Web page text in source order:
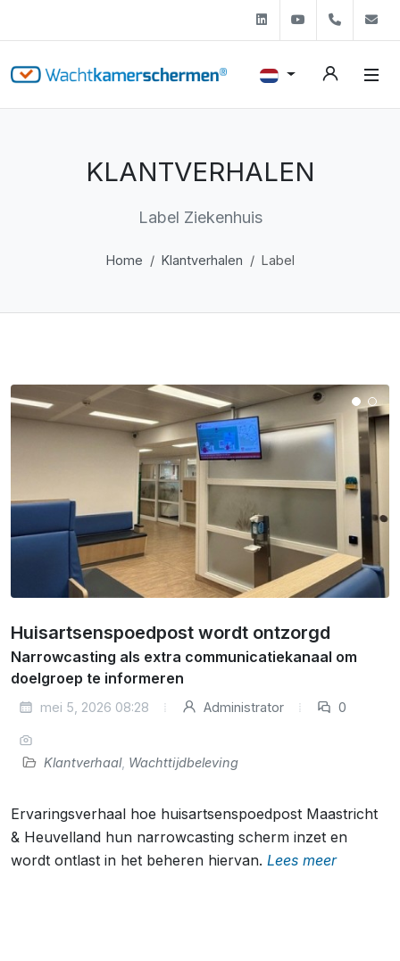
LinkedinYoutube+31
KLANTVERHALEN
Label Ziekenhuis
Home Klantverhalen Label
Huisartsenspoedpost wordt ontzorgd
Narrowcasting als extra communicatiekanaal om
doelgroep te informeren
mei 5, 2026 08:28 Administrator 0
Klantverhaal, Wachttijdbeleving
Ervaringsverhaal hoe huisartsenspoedpost Maastricht
& Heuvelland hun narrowcasting scherm inzet en
wordt ontlast in het beheren hiervan. Lees meer